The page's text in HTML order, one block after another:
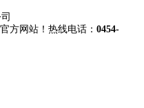
方网站！热线电话： 0454-